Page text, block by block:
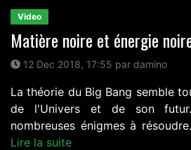
Video
Matière noire et énergie
12 Dec 2018, 17:55 par damino
La théorie du Big Bang semble
de l'Univers et de son
nombreuses énigmes à
Lire la suite